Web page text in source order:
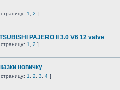
1 2 ]
PAJERO II 3.0 V6 12 valve
1 2 ]
новичку
1 2 3 4 ]